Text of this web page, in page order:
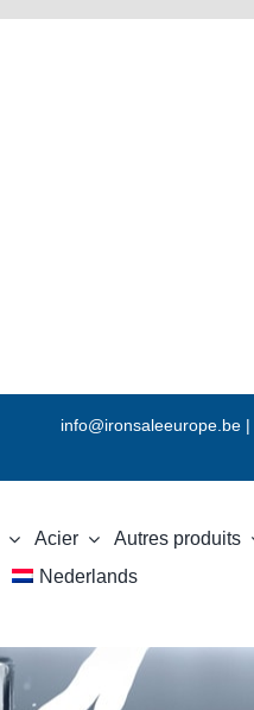
info@ironsaleeurope.be|
Acier Autres produits
Nederlands